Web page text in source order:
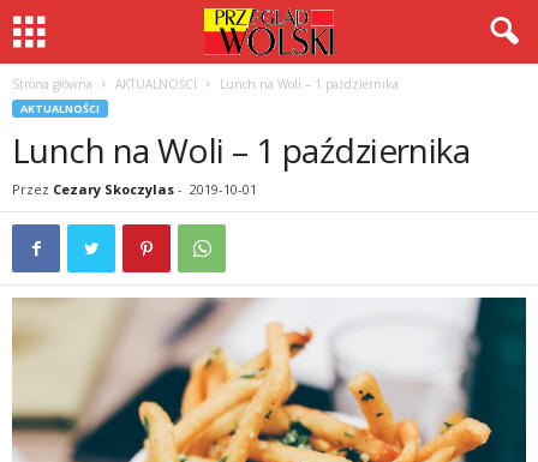
Strona główna AKTUALNOŚCI Lunch na Woli – 1 października
AKTUALNOŚCI
Lunch na Woli – 1 października
Przez Cezary Skoczylas - 2019-10-01